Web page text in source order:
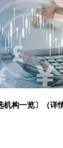
构一览〕（详